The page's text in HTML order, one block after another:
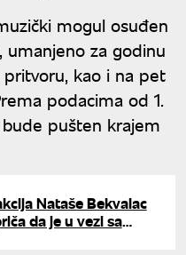
mogul osuđen
umanjeno za godinu
kao i na pet
podacima od 1.
pušten krajem
Nataše Bekvalac
da je u vezi sa